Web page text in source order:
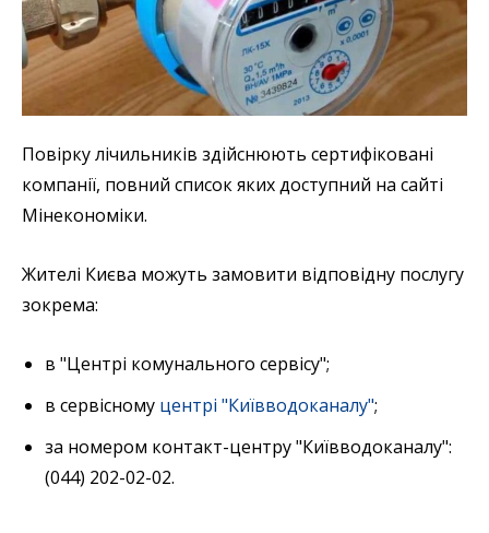
Повірку лічильників здійснюють сертифіковані
компанії, повний список яких доступний на сайті
Мінекономіки.
Жителі Києва можуть замовити відповідну послугу
зокрема:
в "Центрі комунального сервісу";
в сервісному центрі "Київводоканалу";
за номером контакт-центру "Київводоканалу":
(044) 202-02-02.